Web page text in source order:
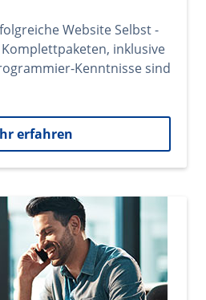
Website Selbst -
inklusive
Kenntnisse sind
erfahren